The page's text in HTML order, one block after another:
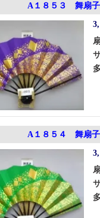
A１８５３ 舞扇
A１８５４ 舞扇